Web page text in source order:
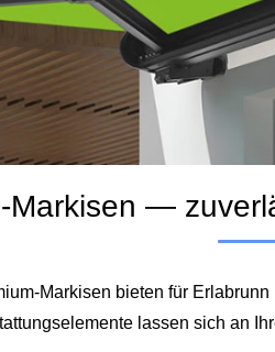
Markisen —
Markisen bieten für
lassen sich an